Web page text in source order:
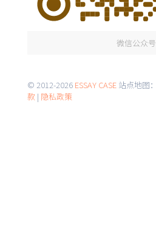
微信公众号
© 2012-2026 ESSAY CASE 站点地图：
款 | 隐私政策